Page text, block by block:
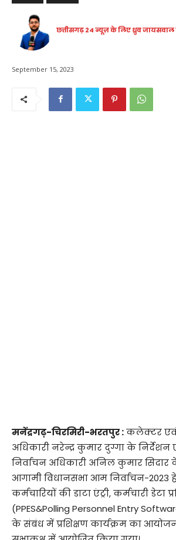
छत्तीसगढ़ 24 न्यूज़ के लिए ध्रुव जायसवाल
September 15, 2023
मनेंद्रगढ़-चिरमिरी-भरतपुर :कलेक्टर एवं
अधिकारी नरेन्द्र कुमार दुग्गा के निर्देशन
निर्वाचन अधिकारी अनिल कुमार सिदार
आगामी विधानसभा आम निर्वाचन-2023
कर्मचारियों की डाटा एंट्री, कर्मचारी डेटा
(PPES&Polling Personnel Entry
के संबंध में प्रशिक्षण कार्यक्रम का